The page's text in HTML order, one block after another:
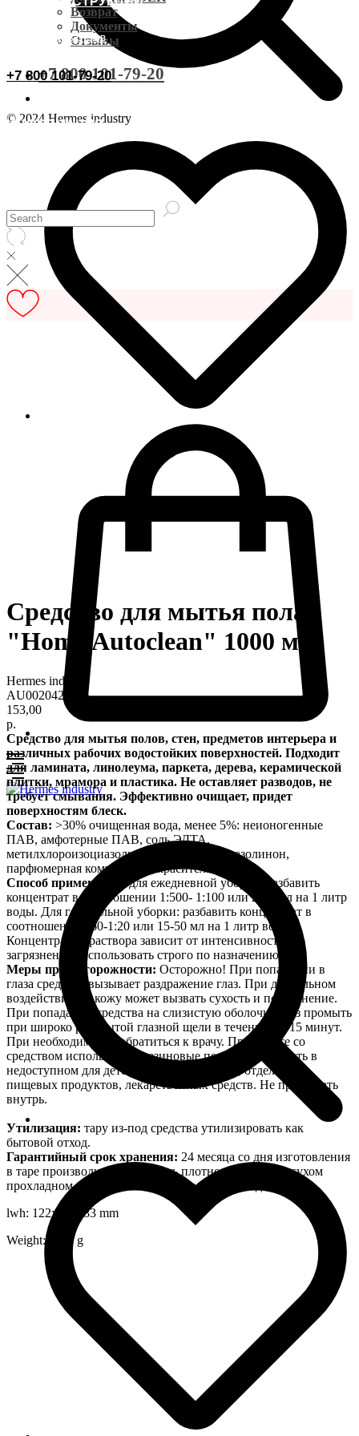
ОСТАВИТЬ ОТЗЫВ
+7 800 101-79-20
ИНФОРМАЦИЯ
Доставка CDEK
Документы
Возврат
Документы
Отзывы
+7 800 101-79-20
© 2024 Hermes industry
Средство для мытья пола
"Home Autoclean" 1000 мл
Hermes industry
AU0020425
153,00
р.
Средство для мытья полов, стен, предметов интерьера и
различных рабочих водостойких поверхностей. Подходит
для ламината, линолеума, паркета, дерева, керамической
плитки, мрамора и пластика. Не оставляет разводов, не
требует смывания. Эффективно очищает, придет
поверхностям блеск.
Состав: >30% очищенная вода, менее 5%: неионогенные
ПАВ, амфотерные ПАВ, соль ЭДТА,
метилхлороизоциазолинон и метилизоциазолинон,
парфюмерная композиция, краситель.
Способ применения:
для ежедневной уборки: разбавить
концентрат в соотношении 1:500- 1:100 или 2-10 мл на 1 литр
воды. Для генеральной уборки: разбавить концентрат в
соотношении1:60-1:20 или 15-50 мл на 1 литр воды.
Концентрация раствора зависит от интенсивности
загрязнения. Использовать строго по назначению.
Меры предосторожности: Осторожно! При попадании в
глаза средство вызывает раздражение глаз. При длительном
воздействии на кожу может вызвать сухость и покраснение.
При попадании средства на слизистую оболочку глаз промыть
при широко раскрытой глазной щели в течении 10-15 минут.
При необходимости обратиться к врачу. При работе со
средством использовать резиновые перчатки. Хранить в
недоступном для детей и животных месте, отдельно от
пищевых продуктов, лекарственных средств. Не принимать
внутрь.
Утилизация: тару из-под средства утилизировать как
бытовой отход.
Гарантийный срок хранения: 24 месяца со дня изготовления
в таре производителя. Хранить плотно закрытым в сухом
прохладном месте при температуре от +5 оС до +35оС.
lwh: 122x50x283 mm
Weight: 1135 g